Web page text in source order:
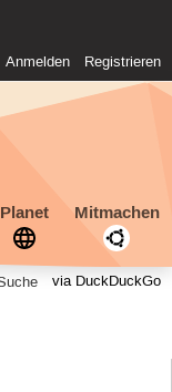
Anmelden Registrieren
Planet Mitmachen
via DuckDuckGo